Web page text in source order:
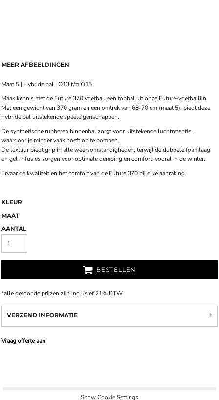
MEER AFBEELDINGEN
Maat 5 | Hybride bal | O13 t/m O15
Maak kennis met de Future 370 voetbal, een topbal uit onze Future-voetballijn.
Met een gewicht van 370 gram en een omtrek van 68-70 cm (maat 5), biedt deze
hybride bal uitstekende speeleigenschappen.
De synthetische rubberen binnenbal zorgt voor uitstekende luchtretentie,
waardoor je minder vaak hoeft op te pompen.
De textuur biedt grip in alle weersomstandigheden, terwijl de dubbele foamlaag
en gel-infusies zorgen voor optimale demping en comfort, vooral in de winter.
Ervaar de kwaliteit en het comfort van de Future 370 bij elke aanraking.
KLEUR
MAAT
AANTAL
BESTELLEN
*alle getoonde prijzen zijn inclusief 21% BTW
VERZEND INFORMATIE
Vraag offerte aan
Show Cookie Settings